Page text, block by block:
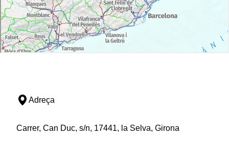
Adreça
Carrer, Can Duc, s/n, 17441, la Selva, Girona